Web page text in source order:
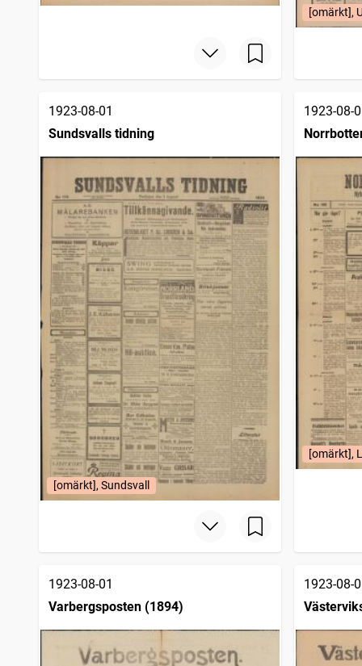
[omärkt],
1923-08-01
Sundsvalls tidning
[omärkt], Sundsvall
1923-08-
[omärkt],
1923-08-01
Varbergsposten (1894)
1923-08-